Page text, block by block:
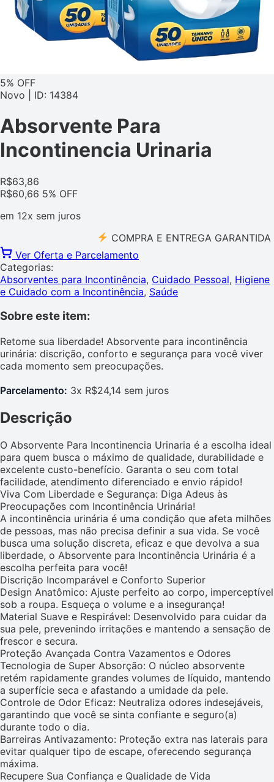
5% OFF
Novo | ID: 14384
Absorvente Para
Incontinencia Urinaria
R$63,86
R$60,66 5% OFF
em 12x sem juros
COMPRA E ENTREGA GARANTIDA
Ver Oferta e Parcelamento
Categorias:
Absorventes para Incontinência, Cuidado Pessoal, Higiene
e Cuidado com a Incontinência, Saúde
Sobre este item:
Retome sua liberdade! Absorvente para incontinência
urinária: discrição, conforto e segurança para você viver
cada momento sem preocupações.
Parcelamento: 3x R$24,14 sem juros
Descrição
O Absorvente Para Incontinencia Urinaria é a escolha ideal
para quem busca o máximo de qualidade, durabilidade e
excelente custo-benefício. Garanta o seu com total
facilidade, atendimento diferenciado e envio rápido!
Viva Com Liberdade e Segurança: Diga Adeus às
Preocupações com Incontinência Urinária!
A incontinência urinária é uma condição que afeta milhões
de pessoas, mas não precisa definir a sua vida. Se você
busca uma solução discreta, eficaz e que devolva a sua
liberdade, o Absorvente para Incontinência Urinária é a
escolha perfeita para você!
Discrição Incomparável e Conforto Superior
Design Anatômico: Ajuste perfeito ao corpo, imperceptível
sob a roupa. Esqueça o volume e a insegurança!
Material Suave e Respirável: Desenvolvido para cuidar da
sua pele, prevenindo irritações e mantendo a sensação de
frescor e secura.
Proteção Avançada Contra Vazamentos e Odores
Tecnologia de Super Absorção: O núcleo absorvente
retém rapidamente grandes volumes de líquido, mantendo
a superfície seca e afastando a umidade da pele.
Controle de Odor Eficaz: Neutraliza odores indesejáveis,
garantindo que você se sinta confiante e seguro(a)
durante todo o dia.
Barreiras Antivazamento: Proteção extra nas laterais para
evitar qualquer tipo de escape, oferecendo segurança
máxima.
Recupere Sua Confiança e Qualidade de Vida